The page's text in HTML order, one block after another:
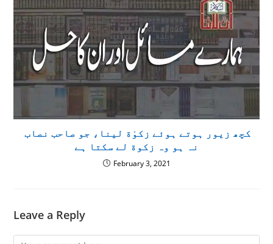
نہ ہو وہ زكوة لے سكتا ہے
February 3, 2021
Leave a Reply